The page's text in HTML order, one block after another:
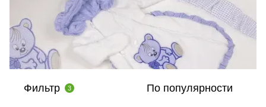
Фильтр 3 По популярности